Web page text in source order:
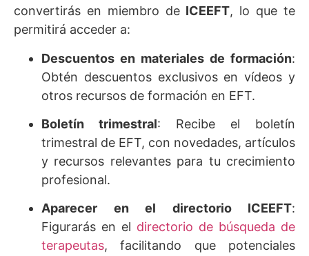
convertirás en miembro de ICEEFT, lo que te
permitirá acceder a:
Descuentos en materiales de formación:
Obtén descuentos exclusivos en vídeos y
otros recursos de formación en EFT.
Boletín trimestral: Recibe el boletín
trimestral de EFT, con novedades, artículos
y recursos relevantes para tu crecimiento
profesional.
Aparecer en el directorio ICEEFT:
Figurarás en el directorio de búsqueda de
terapeutas, facilitando que potenciales